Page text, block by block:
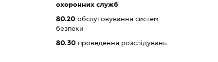
охоронних служб
80.20 обслуговування систем
безпеки
80.30 проведення розслідувань